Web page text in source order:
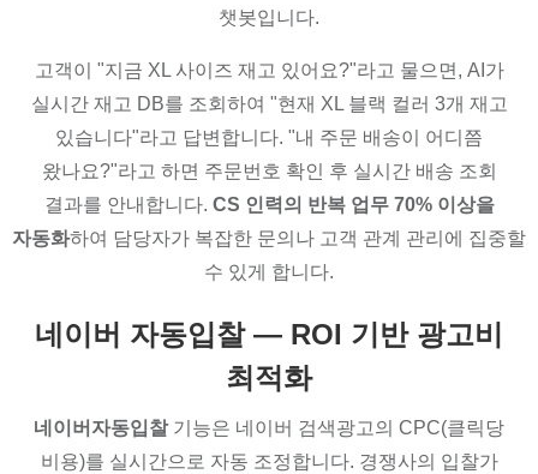
챗봇입니다.
고객이 "지금 XL 사이즈 재고 있어요?"라고 물으면, AI가
실시간 재고 DB를 조회하여 "현재 XL 블랙 컬러 3개 재고
있습니다"라고 답변합니다. "내 주문 배송이 어디쯤
왔나요?"라고 하면 주문번호 확인 후 실시간 배송 조회
결과를 안내합니다. CS 인력의 반복 업무 70% 이상을
자동화하여 담당자가 복잡한 문의나 고객 관계 관리에 집중할
수 있게 합니다.
네이버 자동입찰 — ROI 기반 광고비
최적화
네이버자동입찰기능은 네이버 검색광고의 CPC(클릭당
비용)를 실시간으로 자동 조정합니다. 경쟁사의 입찰가